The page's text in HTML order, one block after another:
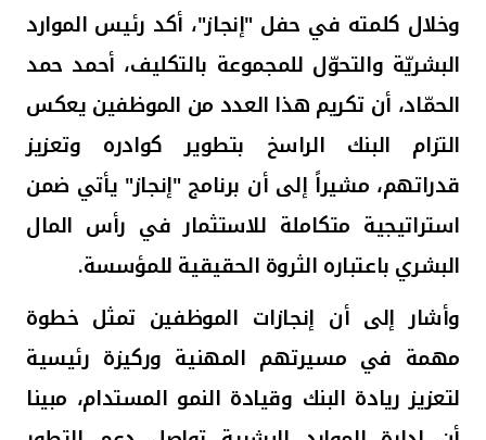
وخلال كلمته في حفل "إنجاز"، أكد رئيس الموارد
البشريّة والتحوّل للمجموعة بالتكليف، أحمد حمد
الحمّاد، أن تكريم هذا العدد من الموظفين يعكس
التزام البنك الراسخ بتطوير كوادره وتعزيز
قدراتهم، مشيراً إلى أن برنامج "إنجاز" يأتي ضمن
استراتيجية متكاملة للاستثمار في رأس المال
البشري باعتباره الثروة الحقيقية للمؤسسة.
وأشار إلى أن إنجازات الموظفين تمثل خطوة
مهمة في مسيرتهم المهنية وركيزة رئيسية
لتعزيز ريادة البنك وقيادة النمو المستدام، مبينا